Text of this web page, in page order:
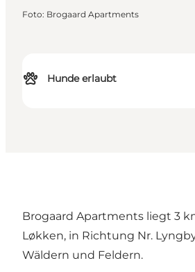
Hunde erlaubt
Foto: Brogaard Apartments
Brogaard Apartments liegt 3
Løkken, in Richtung Nr.
Wäldern und Feldern.